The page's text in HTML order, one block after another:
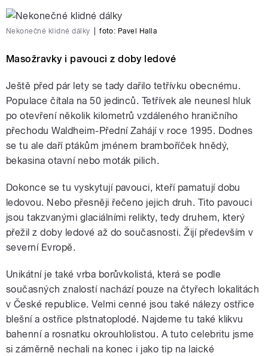
Nekonečné klidné dálky foto: Pavel Halla
Masožravky i pavouci z doby ledové
Ještě před pár lety se tady dařilo tetřívku obecnému.
Populace čítala na 50 jedinců. Tetřívek ale neunesl hluk
po otevření několik kilometrů vzdáleného hraničního
přechodu Waldheim-Přední Zahájí v roce 1995. Dodnes
se tu ale daří ptákům jménem bramboříček hnědý,
bekasina otavní nebo moták pilich.
Dokonce se tu vyskytují pavouci, kteří pamatují dobu
ledovou. Nebo přesněji řečeno jejich druh. Tito pavouci
jsou takzvanými glaciálními relikty, tedy druhem, který
přežil z doby ledové až do současnosti. Žijí především v
severní Evropě.
Unikátní je také vrba borůvkolistá, která se podle
současných znalostí nachází pouze na čtyřech lokalitách
v České republice. Velmi cenné jsou také nálezy ostřice
blešní a ostřice plstnatoplodé. Najdeme tu také klikvu
bahenní a rosnatku okrouhlolistou. A tuto celebritu jsme
si záměrně nechali na konec i jako tip na laické